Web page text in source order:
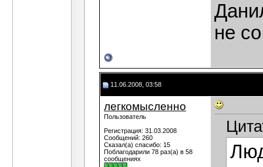
не
11.06.2008, 03:58
легкомысленно
Пользователь
Регистрация: 31.03.2008
Сообщений: 260
Сказал(а) спасибо: 15
Поблагодарили 78 раз(а) в 58
сообщениях